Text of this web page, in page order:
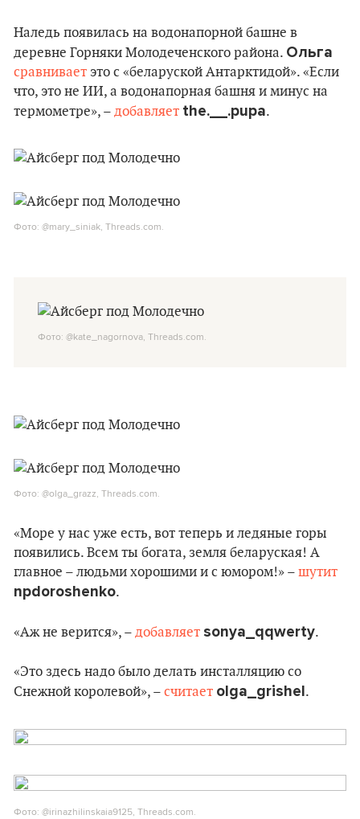
Наледь появилась на водонапорной башне в
деревне Горняки Молодеченского района. Ольга
сравнивает это с «беларуской Антарктидой». «Если
что, это не ИИ, а водонапорная башня и минус на
термометре», – добавляет the.__.pupa.
Фото: @mary_siniak, Threads.com.
Фото: @kate_nagornova, Threads.com.
Фото: @olga_grazz, Threads.com.
«Море у нас уже есть, вот теперь и ледяные горы
появились. Всем ты богата, земля беларуская! А
главное – людьми хорошими и с юмором!» – шутит
npdoroshenko.
«Аж не верится», – добавляет sonya_qqwerty.
«Это здесь надо было делать инсталляцию со
Снежной королевой», – считает olga_grishel.
Фото: @irinazhilinskaia9125, Threads.com.